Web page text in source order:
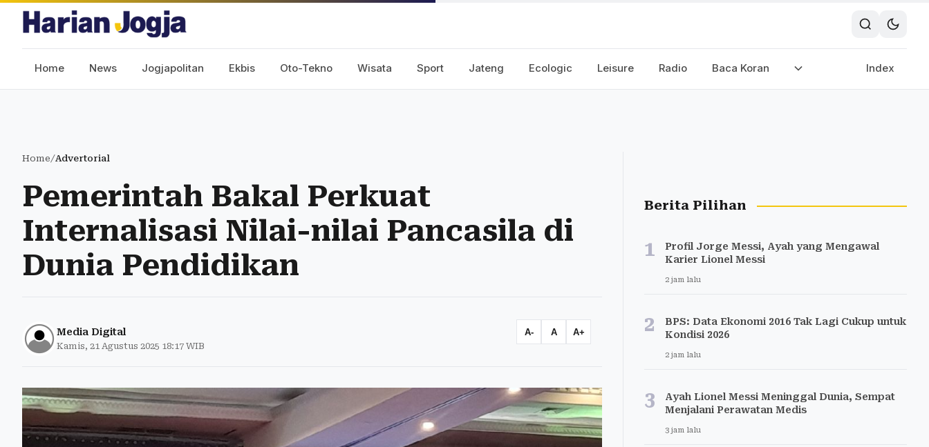
Home News Jogjapolitan Ekbis Oto-Tekno Wisata Sport Jateng Ecologic Leisure Radio Baca Koran Index
Home/Advertorial
Pemerintah Bakal Perkuat
Internalisasi Nilai-nilai Pancasila di
Dunia Pendidikan
Media Digital
Kamis, 21 Agustus 2025 18:17 WIB
A- A A+
Berita Pilihan
1
Profil Jorge Messi, Ayah yang Mengawal
Karier Lionel Messi
2 jam lalu
2
BPS: Data Ekonomi 2016 Tak Lagi Cukup untuk
Kondisi 2026
2 jam lalu
3
Ayah Lionel Messi Meninggal Dunia, Sempat
Menjalani Perawatan Medis
3 jam lalu